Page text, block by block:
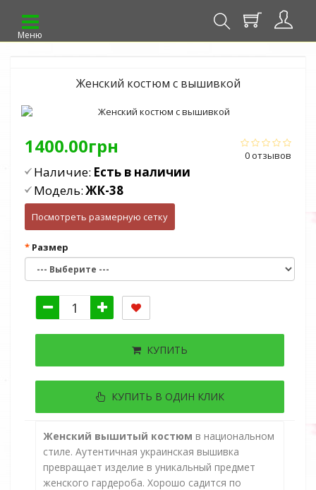
Меню
Женский костюм с вышивкой
0 отзывов
1400.00грн
Наличие: Есть в наличии
Модель:ЖК-38
Посмотреть размерную сетку
Размер
КУПИТЬ
КУПИТЬ В ОДИН КЛИК
Женский вышитый костюм в национальном
стиле. Аутентичная украинская вышивка
превращает изделие в уникальный предмет
женского гардероба. Хорошо садится по